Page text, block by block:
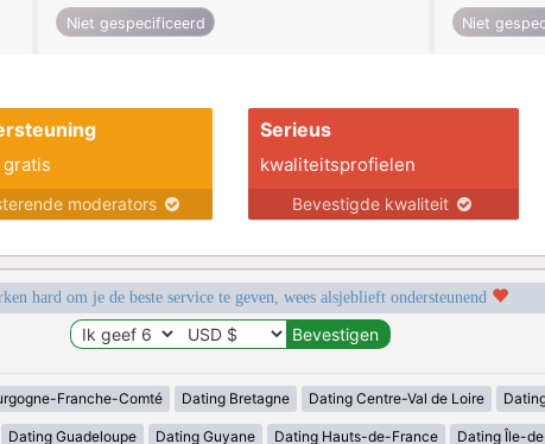
Niet gespecificeerd Niet
gratis
moderators
Serieus
kwaliteitsprofielen
Bevestigde kwaliteit
hard om je de beste service te geven, wees alsjeblieft ondersteunend
Franche-Comté Dating Bretagne Dating Centre-Val de Loire
Dating Guadeloupe Dating Guyane Dating Hauts-de-France Dating Île-